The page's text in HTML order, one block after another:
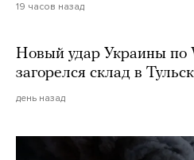
19 часов назад
Новый удар Украины по
загорелся склад в
день назад